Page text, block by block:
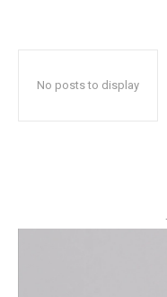
No posts to display